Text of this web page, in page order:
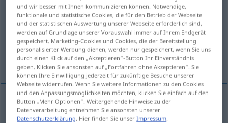
Viehzeugn UMG
Übersicht aller Übersetzungen
(Für mehr Details die Übersetzung anklicken/antippen)
bichos
bichosmpl Viehzeug
und wir besser mit Ihnen kommunizieren können. Notwendige,
funktionale und statistische Cookies, die für den Betrieb der Webseite
und der statistischen Auswertung unserer Webseite erforderlich sind,
werden auf Grundlage unserer Vorauswahl immer auf Ihrem Endgerät
gespeichert. Marketing-Cookies und Cookies, die der Bereitstellung
personalisierter Werbung dienen, werden nur gespeichert, wenn Sie uns
durch einen Klick auf den „Akzeptieren“-Button Ihr Einverständnis
geben. Klicken Sie ansonsten auf „Fortfahren ohne Akzeptieren“. Sie
können Ihre Einwilligung jederzeit für zukünftige Besuche unserer
Webseite widerrufen. Wenn Sie weitere Informationen zu den Cookies
und den Anpassungsmöglichkeiten möchten, klicken Sie einfach auf den
Button „Mehr Optionen“. Weitergehende Hinweise zu der
Datenverarbeitung entnehmen Sie ansonsten unserer
Datenschutzerklärung. Hier finden Sie unserImpressum.